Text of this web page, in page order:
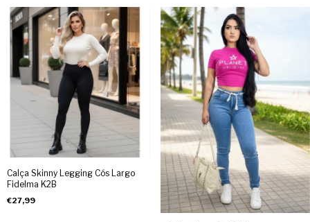
Calça Skinny Legging Cós Largo
Fidelma K2B
€27,99